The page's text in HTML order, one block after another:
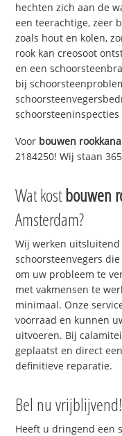
hechten zich aan de
een teerachtige, zeer
zoals hout en kolen,
rook kan creosoot
en een
bij
Voor bouwen
2184250! Wij staan
Wat kostbouwen
Amsterdam?
Wij werken
schoorsteenvegers
om uw probleem te
met vakmensen te
minimaal. Onze
voorraad en kunnen
uitvoeren. Bij
geplaatst en direct
definitieve reparatie.
Bel nu vrijblijvend!
Heeft u dringend een